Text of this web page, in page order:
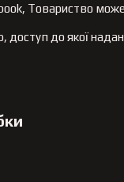
Товариство
доступ до якої